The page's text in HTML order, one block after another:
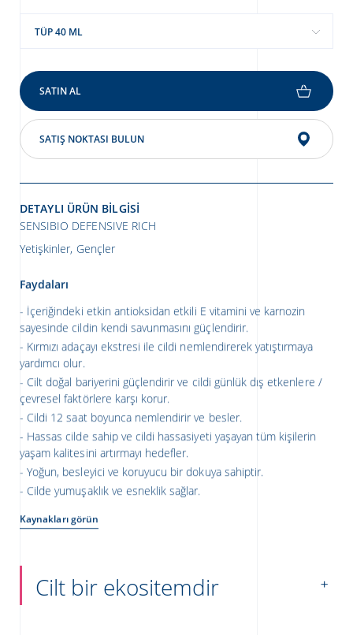
TÜP 40 ML
SATIN AL
SATIŞ NOKTASI BULUN
DETAYLI ÜRÜN BILGISI
SENSIBIO DEFENSIVE RICH
Yetişkinler, Gençler
Faydaları
İçeriğindeki etkin antioksidan etkili E vitamini ve karnozin
sayesinde cildin kendi savunmasını güçlendirir.
Kırmızı adaçayı ekstresi ile cildi nemlendirerek yatıştırmaya
yardımcı olur.
Cilt doğal bariyerini güçlendirir ve cildi günlük dış etkenlere /
çevresel faktörlere karşı korur.
Cildi 12 saat boyunca nemlendirir ve besler.
Hassas cilde sahip ve cildi hassasiyeti yaşayan tüm kişilerin
yaşam kalitesini artırmayı hedefler.
Yoğun, besleyici ve koruyucu bir dokuya sahiptir.
Cilde yumuşaklık ve esneklik sağlar.
Kaynakları görün
Cilt bir ekositemdir